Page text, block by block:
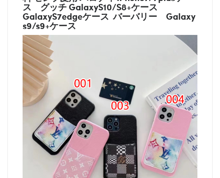
ス グッチGalaxyS10/S8+ケース
GalaxyS7edgeケース バーバリー Galaxy
s9/s9+ケース